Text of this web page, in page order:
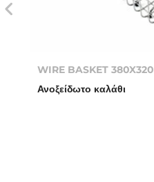
WIRE BASKET 380X320
Ανοξείδωτο καλάθι